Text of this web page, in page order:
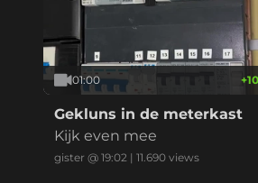
01:00 +
Gekluns in de meterkast
Kijk even mee
gister @ 19:02 | 11.690 views